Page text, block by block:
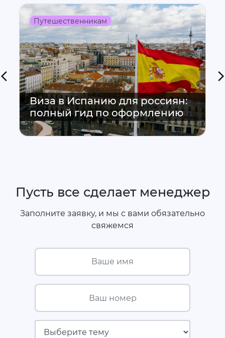
Путешественникам
Виза в Испанию для россиян:
полный гид по оформлению
Пусть все сделает менеджер
Заполните заявку, и мы с вами обязательно
свяжемся
Ваше имя
Ваш номер